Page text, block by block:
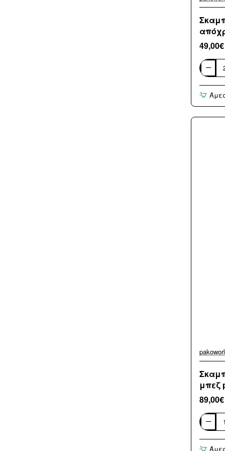
49,00€
Σκαμπό
μπαρ
Alkia
I
σε
μπεζ
89,00€
Σκαμπό
μπαρ
Amani